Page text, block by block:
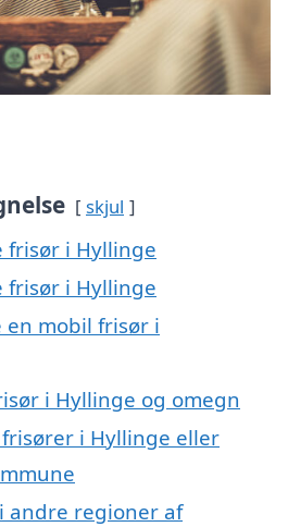
skjul
frisør i Hyllinge
frisør i Hyllinge
mobil frisør i
i Hyllinge og omegn
i Hyllinge eller
andre regioner af